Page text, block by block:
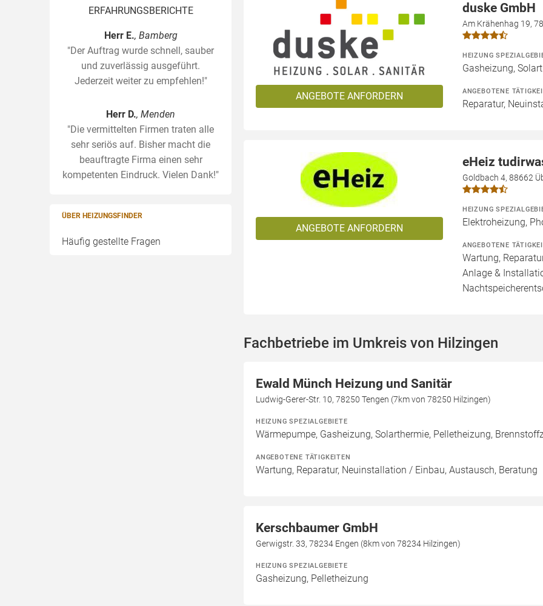
ERFAHRUNGSBERICHTE
Herr E., Bamberg
"Der Auftrag wurde schnell, sauber
und zuverlässig ausgeführt.
Jederzeit weiter zu empfehlen!"
Herr D., Menden
"Die vermittelten Firmen traten alle
sehr seriös auf. Bisher macht die
beauftragte Firma einen sehr
kompetenten Eindruck. Vielen Dank!"
ÜBER HEIZUNGSFINDER
Häufig gestellte Fragen
ANGEBOTE ANFORDERN
duske GmbH
Am Krähenhag 19,
HEIZUNG
Gasheizung,
ANGEBOTENE
Reparatur,
ANGEBOTE ANFORDERN
eHeiz
Goldbach 4, 88662
HEIZUNG
Elektroheizung,
ANGEBOTENE
Wartung,
Anlage &
Fachbetriebe im Umkreis von Hilzingen
Ewald Münch Heizung und Sanitär
Ludwig-Gerer-Str. 10, 78250 Tengen (7km von 78250 Hilzingen)
HEIZUNG SPEZIALGEBIETE
Wärmepumpe, Gasheizung, Solarthermie, Pelletheizung,
ANGEBOTENE TÄTIGKEITEN
Wartung, Reparatur, Neuinstallation / Einbau, Austausch, Beratung
Kerschbaumer GmbH
Gerwigstr. 33, 78234 Engen (8km von 78234 Hilzingen)
HEIZUNG SPEZIALGEBIETE
Gasheizung, Pelletheizung